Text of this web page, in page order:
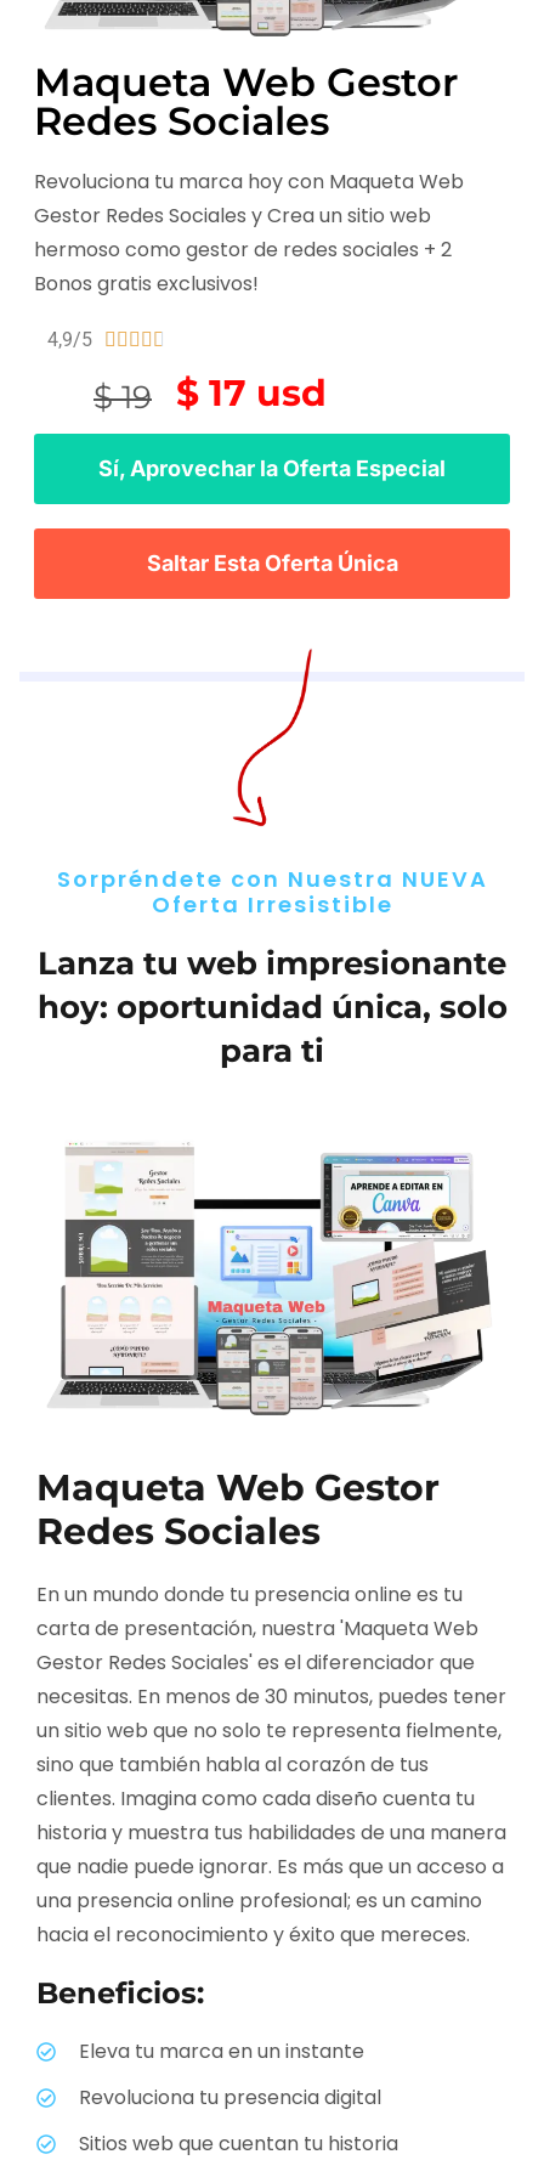
Maqueta Web Gestor
Redes Sociales​
Revoluciona tu marca hoy con Maqueta Web
Gestor Redes Sociales y Crea un sitio web
hermoso como gestor de redes sociales + 2
Bonos gratis exclusivos!
4,9/5     
$ 19 $ 17 usd
Sí, Aprovechar la Oferta Especial
Saltar Esta Oferta Única
Sorpréndete con Nuestra NUEVA
Oferta Irresistible
Lanza tu web impresionante
hoy: oportunidad única, solo
para ti
Maqueta Web Gestor
Redes Sociales
En un mundo donde tu presencia online es tu
carta de presentación, nuestra 'Maqueta Web
Gestor Redes Sociales' es el diferenciador que
necesitas. En menos de 30 minutos, puedes tener
un sitio web que no solo te representa fielmente,
sino que también habla al corazón de tus
clientes. Imagina como cada diseño cuenta tu
historia y muestra tus habilidades de una manera
que nadie puede ignorar. Es más que un acceso a
una presencia online profesional; es un camino
hacia el reconocimiento y éxito que mereces.
Beneficios:
Eleva tu marca en un instante
Revoluciona tu presencia digital
Sitios web que cuentan tu historia